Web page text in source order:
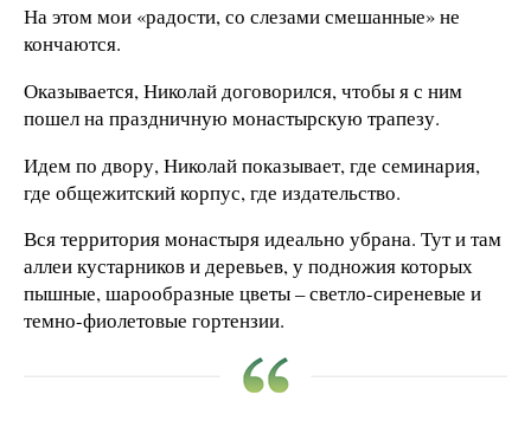
На этом мои «радости, со слезами смешанные» не
кончаются.
Оказывается, Николай договорился, чтобы я с ним
пошел на праздничную монастырскую трапезу.
Идем по двору, Николай показывает, где семинария,
где общежитский корпус, где издательство.
Вся территория монастыря идеально убрана. Тут и там
аллеи кустарников и деревьев, у подножия которых
пышные, шарообразные цветы – светло-сиреневые и
темно-фиолетовые гортензии.